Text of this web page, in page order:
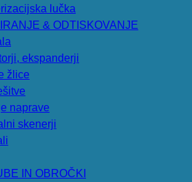
lučka
& ODTISKOVANJE
ekspanderji
žlice
naprave
skenerji
IN OBROČKI